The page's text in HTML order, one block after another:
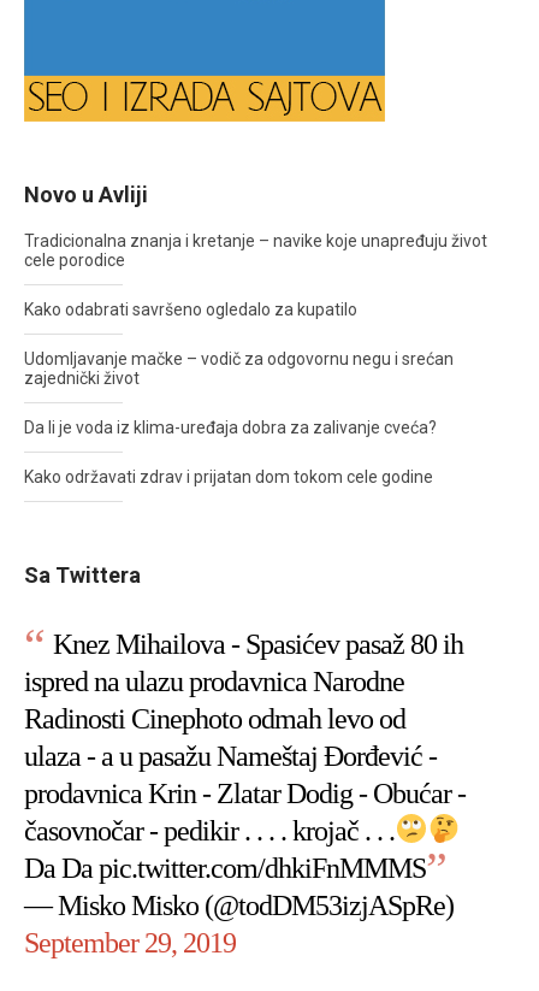
Novo u Avliji
Tradicionalna znanja i kretanje – navike koje unapređuju život
cele porodice
Kako odabrati savršeno ogledalo za kupatilo
Udomljavanje mačke – vodič za odgovornu negu i srećan
zajednički život
Da li je voda iz klima-uređaja dobra za zalivanje cveća?
Kako održavati zdrav i prijatan dom tokom cele godine
Sa Twittera
Knez Mihailova - Spasićev pasaž 80 ih
ispred na ulazu prodavnica Narodne
Radinosti Cinephoto odmah levo od
ulaza - a u pasažu Nameštaj Đorđević -
prodavnica Krin - Zlatar Dodig - Obućar -
časovnočar - pedikir . . . . krojač . . .
Da Da pic.twitter.com/dhkiFnMMMS
— Misko Misko (@todDM53izjASpRe)
September 29, 2019